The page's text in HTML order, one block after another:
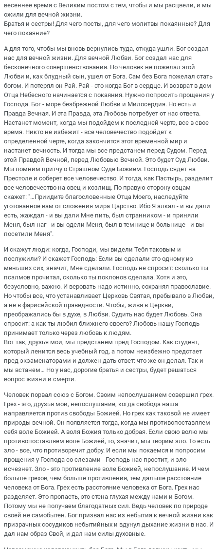
весеннее время с Великим постом с тем, чтобы и мы расцвели, и мы
ожили для вечной жизни.
Братья и сестры! Для чего посты, для чего молитвы покаянные? Для
чего покаяние?
А для того, чтобы мы вновь вернулись туда, откуда ушли. Бог создал
нас для вечной жизни. Для вечной Любви. Бог создал нас для
бесконечного совершенствования. Но человек не пожелал этой
Любви и, как блудный сын, ушел от Бога. Сам без Бога пожелал стать
богом. И потерял он Рай. Рай - это когда Бог в сердце. И возврат в дом
Отца Небесного начинается с покаяния. Нужно попросить прощения у
Господа. Бог - море безбрежной Любви и Милосердия. Но есть и
Правда Вечная. И эта Правда, эта Любовь потребует от нас ответа.
Настанет момент, когда мы подойдем к последней черте, все в свое
время. Никто не избежит - все человечество подойдет к
определенной черте, когда закончится этот временной мир и
настанет вечность. И тогда мы все предстанем перед Судом. Перед
этой Правдой Вечной, перед Любовью Вечной. Это будет Суд Любви.
Мы помним притчу о Страшном Суде Божием. Господь сядет на
Престоле и соберет все человечество. И тогда, как Пастырь, разделит
все человечество на овец и козлищ. По правую сторону овцам
скажет: "…Приидите благословенные Отца Моего, наследуйте
уготованное вам от сложения мира Царство. Ибо Я алкал - и вы дали
есть, жаждал - и вы дали Мне пить, был странником - и приняли
Меня, был наг - и вы одели Меня, был в темнице и больнице - и вы
посетили Меня".
И скажут люди: когда, Господи, мы видели Тебя таковым и
послужили? И скажет Господь: Если вы сделали это одному из
меньших сих, значит, Мне сделали. Господь не спросит: сколько ты
псалмов прочитал, сколько ты поклонов сделала. Хотя и это,
безусловно, важно. И веровать надо истинно, сохраняя православие.
Но чтобы все, что устанавливает Церковь Святая, пребывало в Любви,
а не в фарисейской праведности. Чтобы, живя в Церкви,
преображались бы в духе, в Любви. Судить нас будет Любовь. Она
спросит: а как ты любил ближнего своего? Любовь нашу Господь
принимает только через любовь к людям.
Вот так, друзья мои, мы предстанем пред Господом. Как студент,
который ленится весь учебный год, а потом неизбежно предстает
пред экзаменаторами и должен дать ответ: что же он делал. Так и
мы встанем… Но у нас, дорогие братья и сестры, будет решаться
вопрос жизни и смерти.
Человек порвал союз с Богом. Своим непослушанием совершил грех.
Грех - это, друзья мои, непослушание, когда свобода наша
направляется против свободы Божией. Но грех как таковой не имеет
природы вечной. Он появляется тогда, когда мы противопоставляем
себя воле Божией. А воля Божия только добрая. Если свою волю мы
противопоставляем воле Божией, то, значит, мы творим зло. То есть
зло - все, что противоречит добру. И если мы покаемся и попросим
прощения у Господа со слезами - Господь нас простит, и зло
исчезнет. Зло - это противление воле Божией, непослушание. И чем
больше грехов, чем больше противления, тем дальше расстояние
человека от Бога. Грех есть расстояние человека от Бога. Грех нас
разделяет. Это пропасть, это стена глухая между нами и Богом.
Потому мы не получаем благодатных сил. Ведь человек по природе
своей не самобытен. Бог призвал нас из небытия к вечной жизни как
призрачных сосудиков небытийных и вдунул дыхание жизни в нас. И
дал нам образ Свой, и дал нам силы духовные.